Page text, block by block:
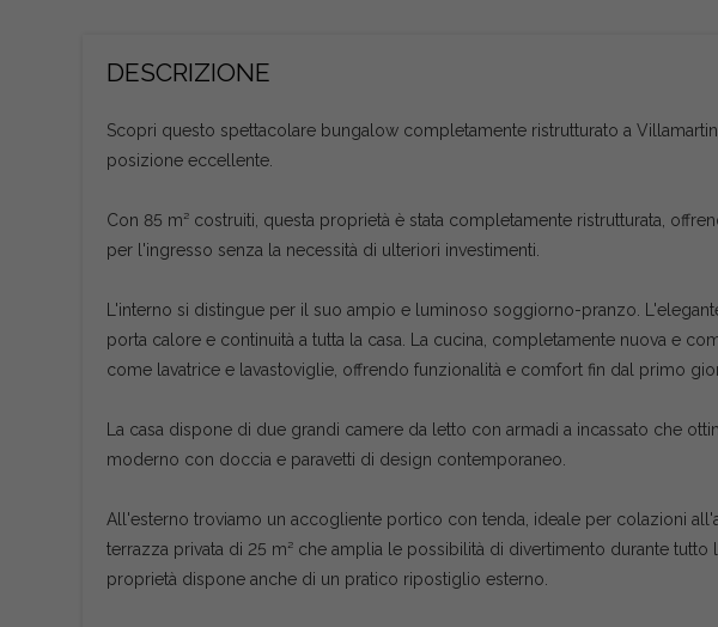
DESCRIZIONE
Scopri questo spettacolare bungalow completamente ristrutturato a
posizione eccellente.
Con 85 m² costruiti, questa proprietà è stata completamente ristrutturata,
per l'ingresso senza la necessità di ulteriori investimenti.
L'interno si distingue per il suo ampio e luminoso soggiorno-pranzo.
porta calore e continuità a tutta la casa. La cucina, completamente nuova e
come lavatrice e lavastoviglie, offrendo funzionalità e comfort fin dal primo
La casa dispone di due grandi camere da letto con armadi a incassato che
moderno con doccia e paravetti di design contemporaneo.
All'esterno troviamo un accogliente portico con tenda, ideale per colazioni
terrazza privata di 25 m² che amplia le possibilità di divertimento durante
proprietà dispone anche di un pratico ripostiglio esterno.